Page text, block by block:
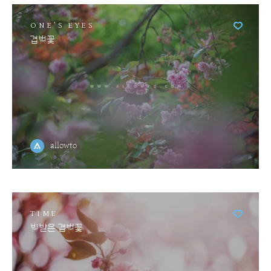
ONE'S EYES
겹벚꽃
allowto
TIME
빚받은 겹벚꽃